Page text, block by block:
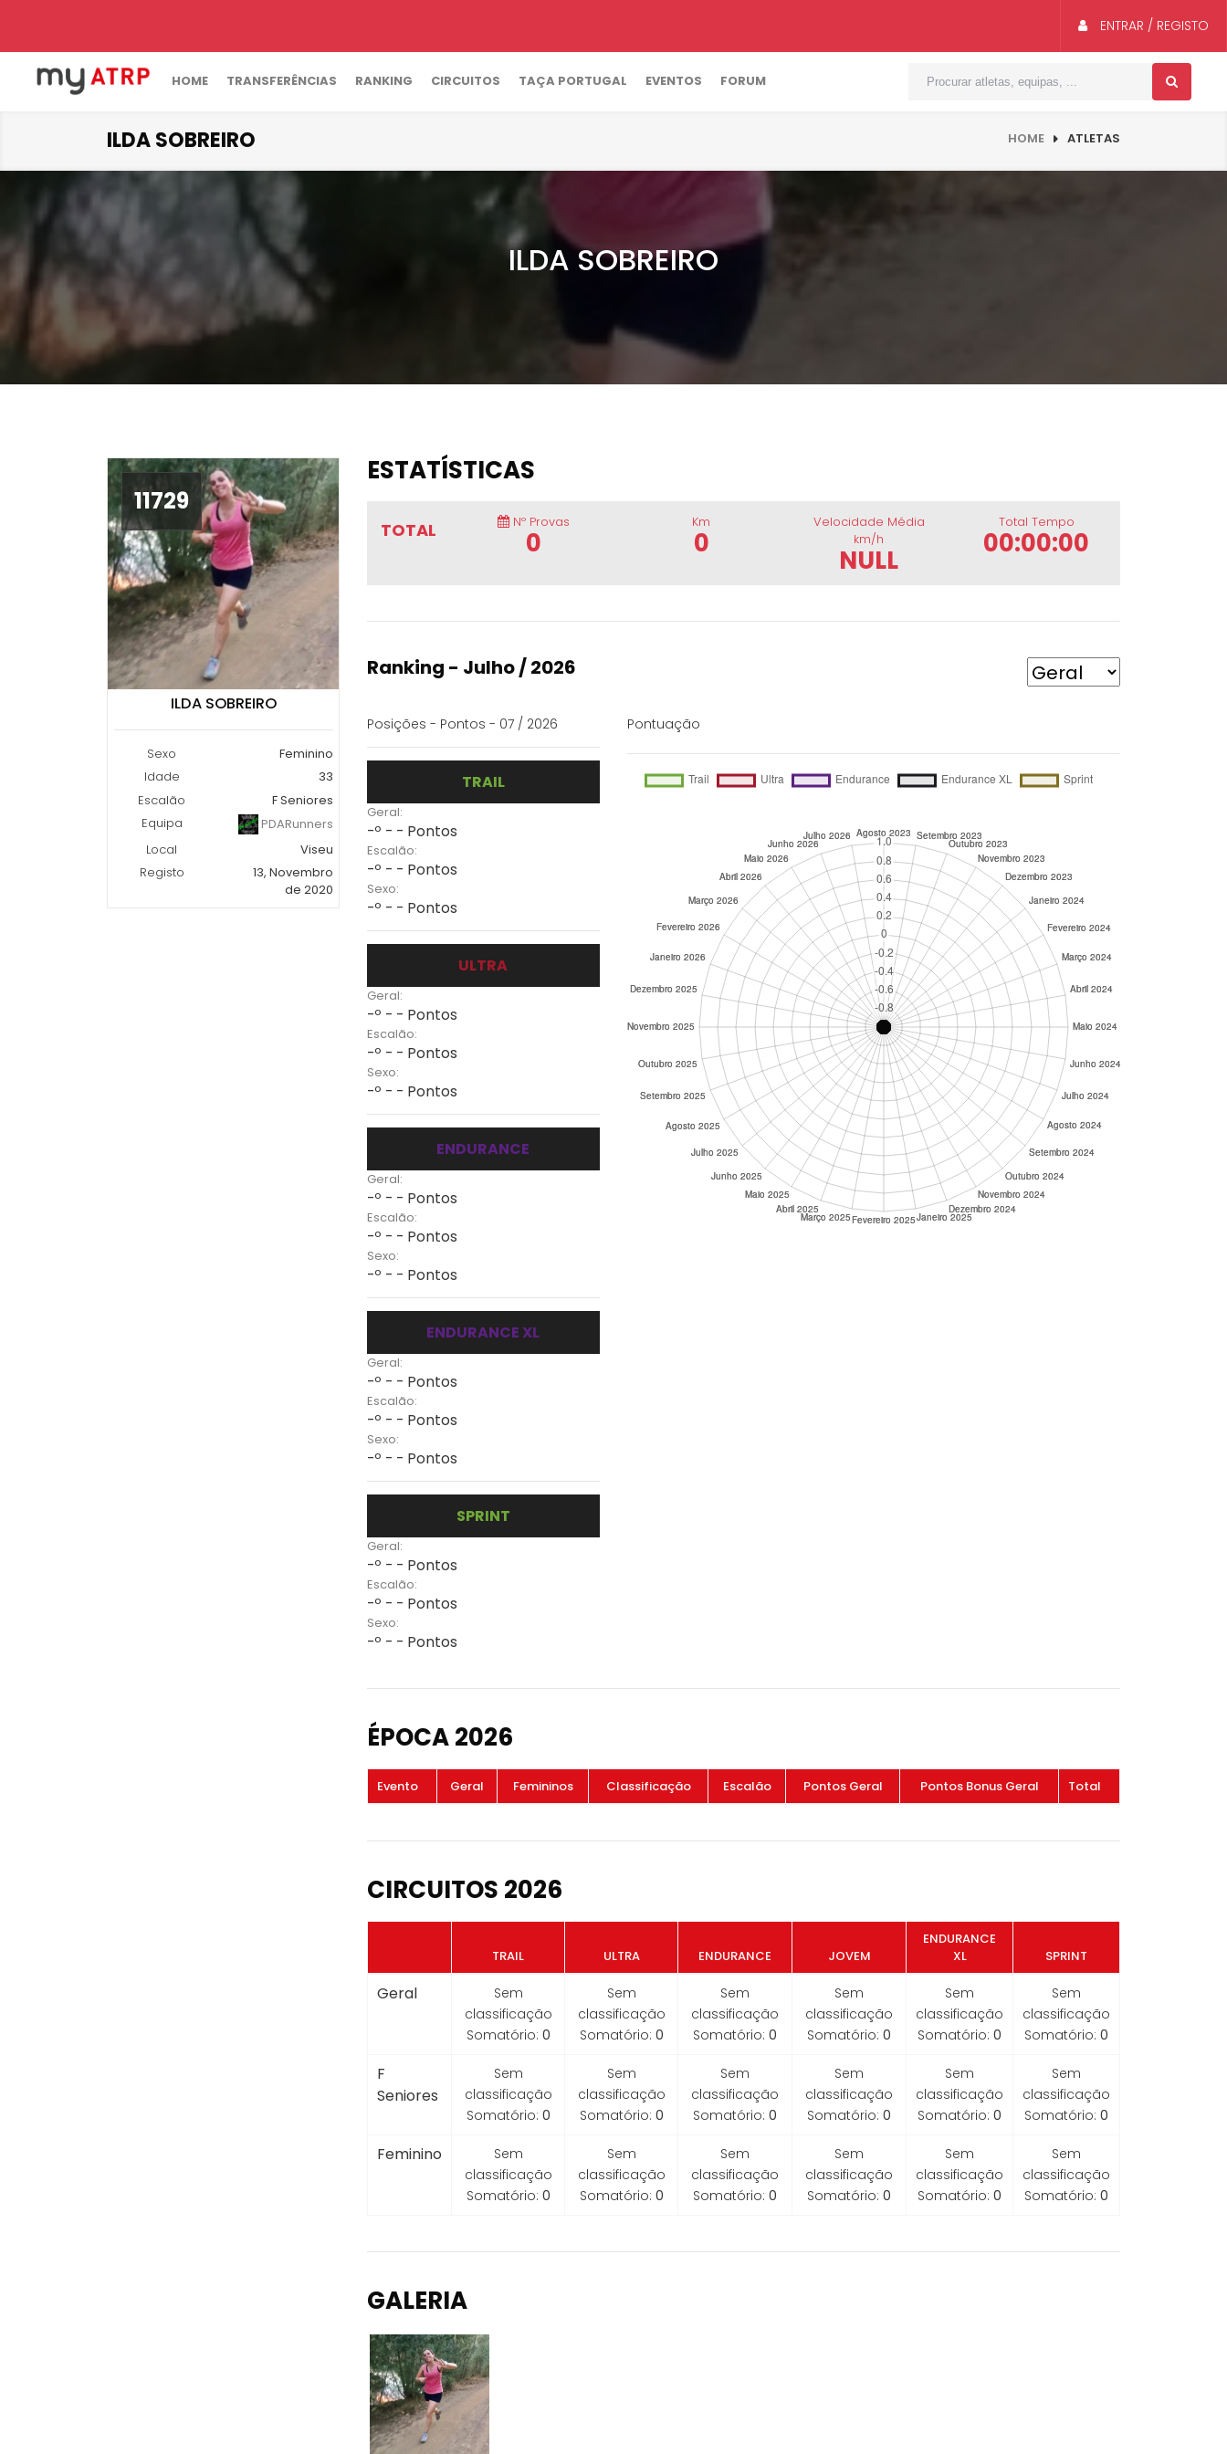
ENTRAR / REGISTO
HOME TRANSFERÊNCIAS RANKING CIRCUITOS TAÇA PORTUGAL EVENTOS FORUM
ILDA SOBREIRO HOME ATLETAS
ILDA SOBREIRO
11729
ILDA SOBREIRO
Sexo
Feminino
Idade
33
Escalão
F Seniores
Equipa
PDARunners
Local
Viseu
Registo
13, Novembro
de 2020
ESTATÍSTICAS
TOTAL Nº Provas
0
Km
0
Velocidade Média
km/h
NULL
Total Tempo
00:00:00
Ranking - Julho / 2026
Posições - Pontos - 07 / 2026
TRAIL
Geral:
-º - - Pontos
Escalão:
-º - - Pontos
Sexo:
-º - - Pontos
ULTRA
Geral:
-º - - Pontos
Escalão:
-º - - Pontos
Sexo:
-º - - Pontos
ENDURANCE
Geral:
-º - - Pontos
Escalão:
-º - - Pontos
Sexo:
-º - - Pontos
ENDURANCE XL
Geral:
-º - - Pontos
Escalão:
-º - - Pontos
Sexo:
-º - - Pontos
SPRINT
Geral:
-º - - Pontos
Escalão:
-º - - Pontos
Sexo:
-º - - Pontos
Pontuação
ÉPOCA 2026
Evento Geral Femininos Classificação Escalão Pontos Geral Pontos Bonus Geral Total
CIRCUITOS 2026
TRAIL ULTRA ENDURANCE JOVEM
ENDURANCE
XL
SPRINT
Geral
Sem
classificação
Somatório: 0
Sem
classificação
Somatório: 0
Sem
classificação
Somatório: 0
Sem
classificação
Somatório: 0
Sem
classificação
Somatório: 0
Sem
classificação
Somatório: 0
F
Seniores
Sem
classificação
Somatório: 0
Sem
classificação
Somatório: 0
Sem
classificação
Somatório: 0
Sem
classificação
Somatório: 0
Sem
classificação
Somatório: 0
Sem
classificação
Somatório: 0
Feminino
Sem
classificação
Somatório: 0
Sem
classificação
Somatório: 0
Sem
classificação
Somatório: 0
Sem
classificação
Somatório: 0
Sem
classificação
Somatório: 0
Sem
classificação
Somatório: 0
GALERIA